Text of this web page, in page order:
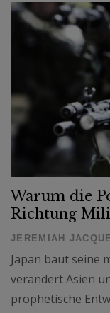
Warum die
Richtung
JEREMIAH
Japan baut seine
verändert Asien
prophetische